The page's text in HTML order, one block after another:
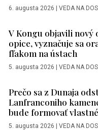
6. augusta 2026 | VEDA NA
V Kongu objavili nový
opice, vyznačuje sa
fľakom na ústach
5. augusta 2026 | VEDA NA
Prečo sa z Dunaja
Lanfranconiho
bude formovať
5. augusta 2026 | VEDA NA